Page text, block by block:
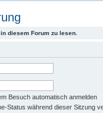
diesem Forum zu lesen.
Besuch automatisch anmelden
Status während dieser Sitzung